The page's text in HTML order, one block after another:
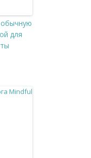
обычную
для